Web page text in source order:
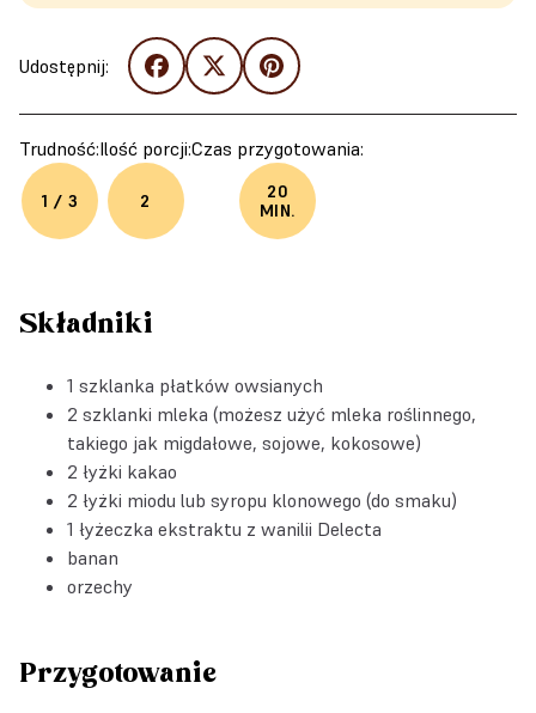
Udostępnij:
Trudność:
1 / 3
Ilość porcji:
2
Czas przygotowania:
20
MIN.
Składniki
1 szklanka płatków owsianych
2 szklanki mleka (możesz użyć mleka roślinnego,
takiego jak migdałowe, sojowe, kokosowe)
2 łyżki kakao
2 łyżki miodu lub syropu klonowego (do smaku)
1 łyżeczka ekstraktu z wanilii Delecta
banan
orzechy
Przygotowanie